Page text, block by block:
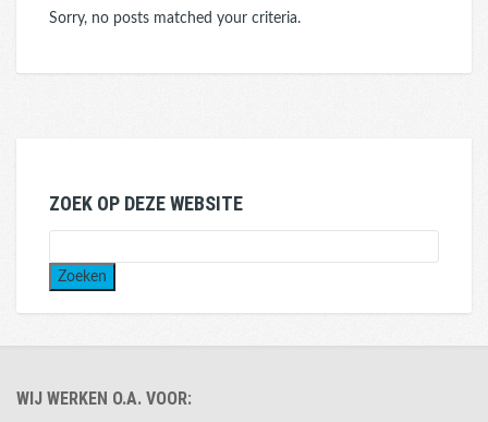
Sorry, no posts matched your criteria.
ZOEK OP DEZE WEBSITE
naar:
WIJ WERKEN O.A. VOOR: